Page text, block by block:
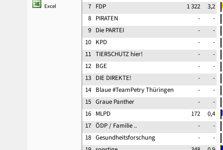
Excel
7 FDP 1 322
3,2
8 PIRATEN -
-
9 Die PARTEI -
-
10 KPD -
-
11 TIERSCHUTZ hier! -
-
12 BGE -
-
13 DIE DIREKTE! -
-
14 Blaue #TeamPetry Thüringen -
-
15 Graue Panther -
-
16 MLPD 172
0,4
17 ÖDP / Familie .. -
-
18 Gesundheitsforschung -
-